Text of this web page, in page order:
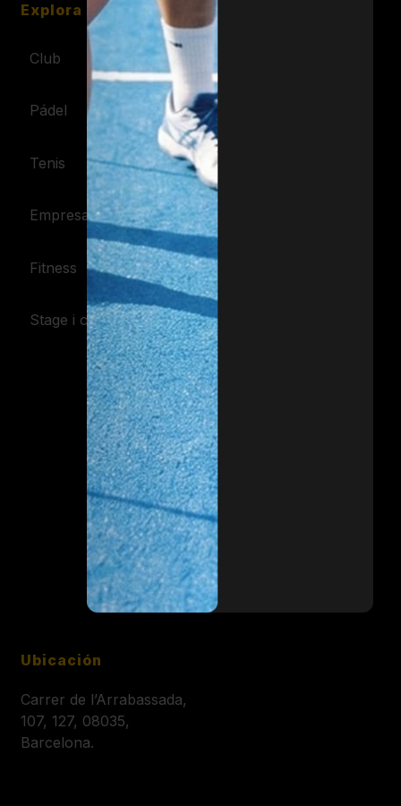
Explora
Club
Pádel
Tenis
Empresa
Fitness
Stage i colònies
Ubicación
Carrer de l’Arrabassada,
107, 127, 08035,
Barcelona.